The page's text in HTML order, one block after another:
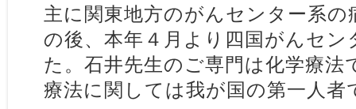
主に関東地方のがんセンター系
の後、本年４月より四国がんセ
た。石井先生のご専門は化学療法
療法に関しては我が国の第一人者